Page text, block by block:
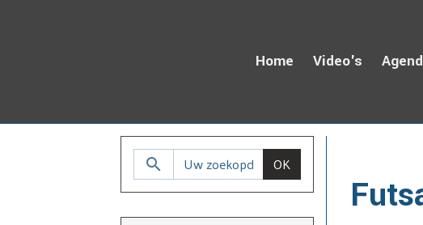
Home Video's
OK